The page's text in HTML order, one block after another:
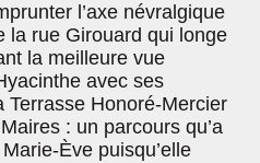
l’axe névralgique
la rue Girouard qui longe
la meilleure vue
avec ses
Terrasse Honoré-Mercier
: un parcours qu’a
Ève puisqu’elle